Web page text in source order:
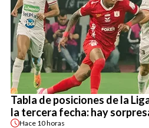
Tabla de posiciones de la
la tercera fecha: hay
Hace 10 horas